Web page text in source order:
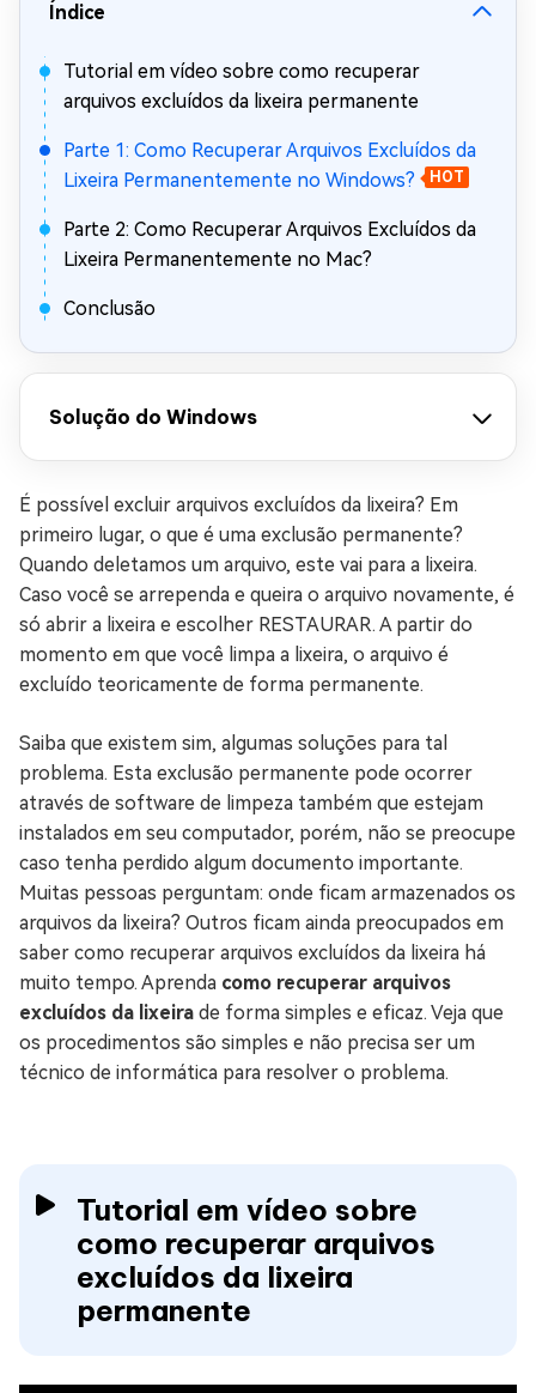
Índice
Tutorial em vídeo sobre como recuperar
arquivos excluídos da lixeira permanente
Parte 1: Como Recuperar Arquivos Excluídos da
Lixeira Permanentemente no Windows?
HOT
Parte 2: Como Recuperar Arquivos Excluídos da
Lixeira Permanentemente no Mac?
Conclusão
Solução do Windows
É possível excluir arquivos excluídos da lixeira? Em
primeiro lugar, o que é uma exclusão permanente?
Quando deletamos um arquivo, este vai para a lixeira.
Caso você se arrependa e queira o arquivo novamente, é
só abrir a lixeira e escolher RESTAURAR. A partir do
momento em que você limpa a lixeira, o arquivo é
excluído teoricamente de forma permanente.
Saiba que existem sim, algumas soluções para tal
problema. Esta exclusão permanente pode ocorrer
através de software de limpeza também que estejam
instalados em seu computador, porém, não se preocupe
caso tenha perdido algum documento importante.
Muitas pessoas perguntam: onde ficam armazenados os
arquivos da lixeira? Outros ficam ainda preocupados em
saber como recuperar arquivos excluídos da lixeira há
muito tempo. Aprenda como recuperar arquivos
excluídos da lixeira de forma simples e eficaz. Veja que
os procedimentos são simples e não precisa ser um
técnico de informática para resolver o problema.
Tutorial em vídeo sobre
como recuperar arquivos
excluídos da lixeira
permanente